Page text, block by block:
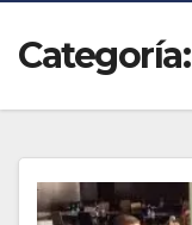
Categoría: